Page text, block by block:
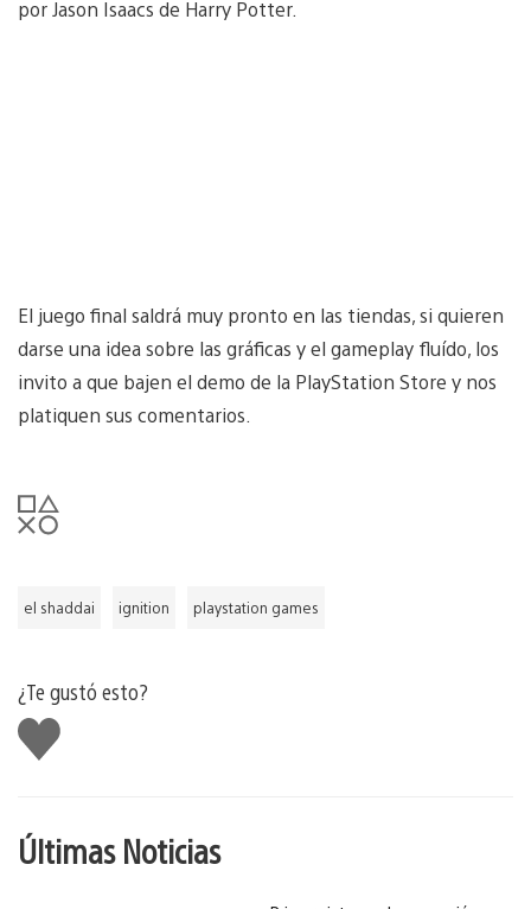
por Jason Isaacs de Harry Potter.
El juego final saldrá muy pronto en las tiendas, si quieren
darse una idea sobre las gráficas y el gameplay fluído, los
invito a que bajen el demo de la PlayStation Store y nos
platiquen sus comentarios.
el shaddai ignition playstation games
¿Te gustó esto?
Me
gusta
Últimas Noticias